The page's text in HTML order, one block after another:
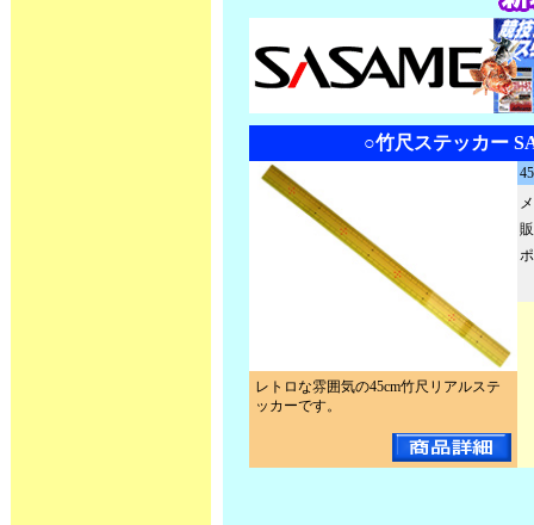
○竹尺ステッカー
レトロな雰囲気の45cm竹尺リアルステ
ッカーです。